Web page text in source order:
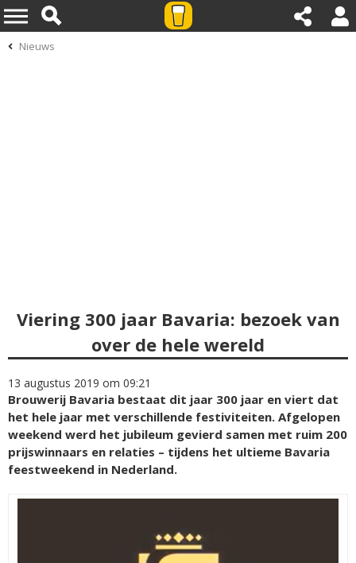
Nieuws
Viering 300 jaar Bavaria: bezoek van
over de hele wereld
13 augustus 2019 om 09:21
Brouwerij Bavaria bestaat dit jaar 300 jaar en viert dat
het hele jaar met verschillende festiviteiten. Afgelopen
weekend werd het jubileum gevierd samen met ruim 200
prijswinnaars en relaties – tijdens het ultieme Bavaria
feestweekend in Nederland.